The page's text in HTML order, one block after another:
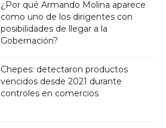
¿Por qué Armando Molina aparece
como uno de los dirigentes con
posibilidades de llegar a la
Gobernación?
Chepes: detectaron productos
vencidos desde 2021 durante
controles en comercios